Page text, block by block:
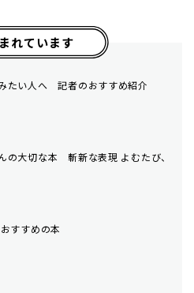
れています
たい人へ 記者のおすすめ紹介
の大切な本 斬新な表現 よむたび、
すすめの本